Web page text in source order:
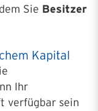
Sie Besitzer
Kapital
Ihr
verfügbar sein